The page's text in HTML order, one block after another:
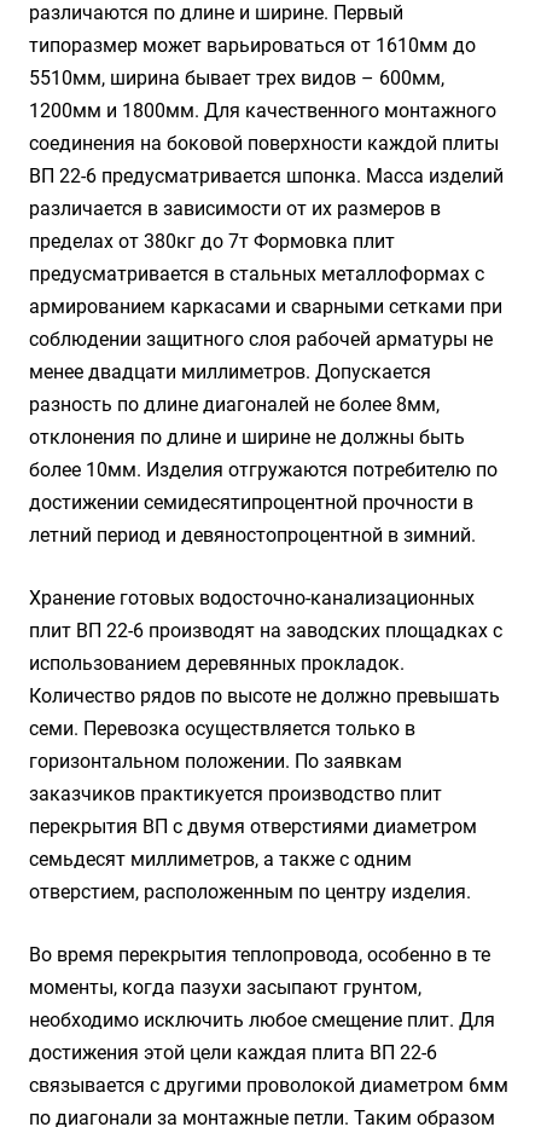
различаются по длине и ширине. Первый
типоразмер может варьироваться от 1610мм до
5510мм, ширина бывает трех видов – 600мм,
1200мм и 1800мм. Для качественного монтажного
соединения на боковой поверхности каждой плиты
ВП 22-6 предусматривается шпонка. Масса изделий
различается в зависимости от их размеров в
пределах от 380кг до 7т Формовка плит
предусматривается в стальных металлоформах с
армированием каркасами и сварными сетками при
соблюдении защитного слоя рабочей арматуры не
менее двадцати миллиметров. Допускается
разность по длине диагоналей не более 8мм,
отклонения по длине и ширине не должны быть
более 10мм. Изделия отгружаются потребителю по
достижении семидесятипроцентной прочности в
летний период и девяностопроцентной в зимний.
Хранение готовых водосточно-канализационных
плит ВП 22-6 производят на заводских площадках с
использованием деревянных прокладок.
Количество рядов по высоте не должно превышать
семи. Перевозка осуществляется только в
горизонтальном положении. По заявкам
заказчиков практикуется производство плит
перекрытия ВП с двумя отверстиями диаметром
семьдесят миллиметров, а также с одним
отверстием, расположенным по центру изделия.
Во время перекрытия теплопровода, особенно в те
моменты, когда пазухи засыпают грунтом,
необходимо исключить любое смещение плит. Для
достижения этой цели каждая плита ВП 22-6
связывается с другими проволокой диаметром 6мм
по диагонали за монтажные петли. Таким образом